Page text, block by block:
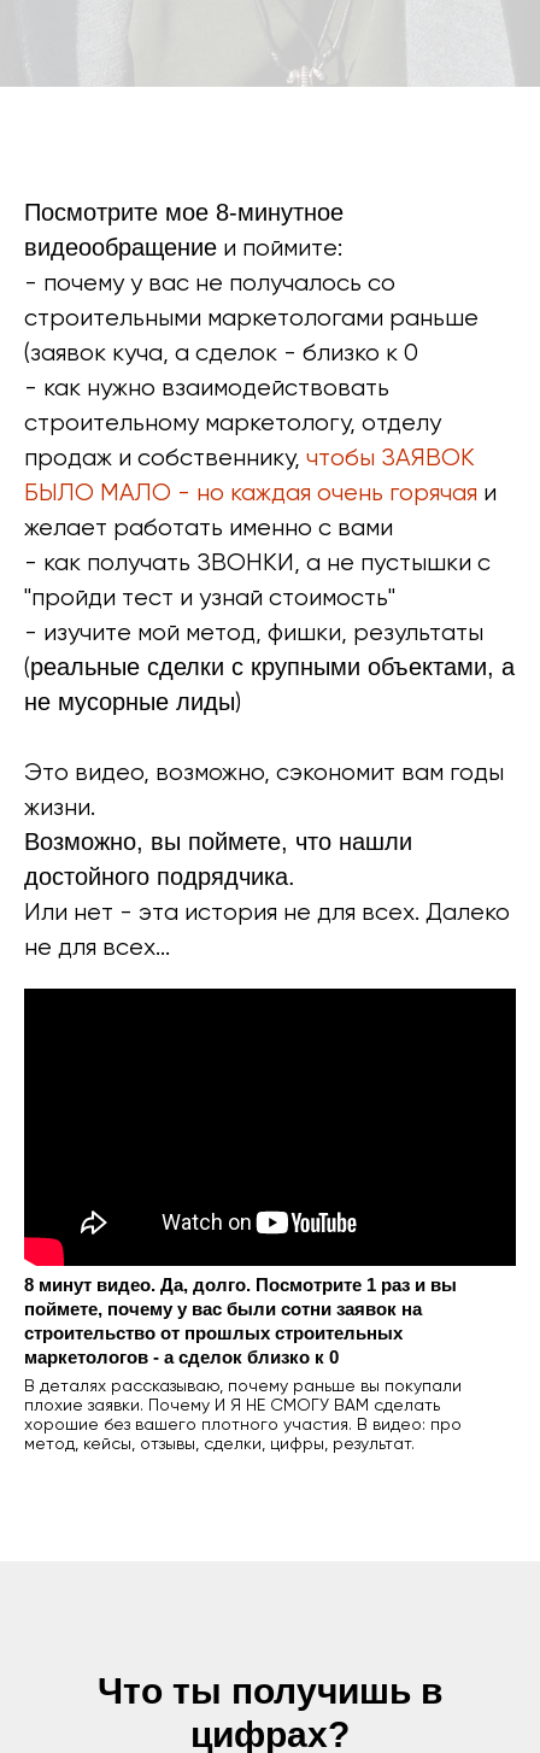
Посмотрите мое 8-минутное
видеообращение и поймите:
- почему у вас не получалось со
строительными маркетологами раньше
(заявок куча, а сделок - близко к 0
- как нужно взаимодействовать
строительному маркетологу, отделу
продаж и собственнику, чтобы ЗАЯВОК
БЫЛО МАЛО - но каждая очень горячая и
желает работать именно с вами
- как получать ЗВОНКИ, а не пустышки с
"пройди тест и узнай стоимость"
- изучите мой метод, фишки, результаты
(реальные сделки с крупными объектами, а
не мусорные лиды)
Это видео, возможно, сэкономит вам годы
жизни.
Возможно, вы поймете, что нашли
достойного подрядчика.
Или нет - эта история не для всех. Далеко
не для всех...
8 минут видео. Да, долго. Посмотрите 1 раз и вы
поймете, почему у вас были сотни заявок на
строительство от прошлых строительных
маркетологов - а сделок близко к 0
В деталях рассказываю, почему раньше вы покупали
плохие заявки. Почему И Я НЕ СМОГУ ВАМ сделать
хорошие без вашего плотного участия. В видео: про
метод, кейсы, отзывы, сделки, цифры, результат.
Что ты получишь в
цифрах?